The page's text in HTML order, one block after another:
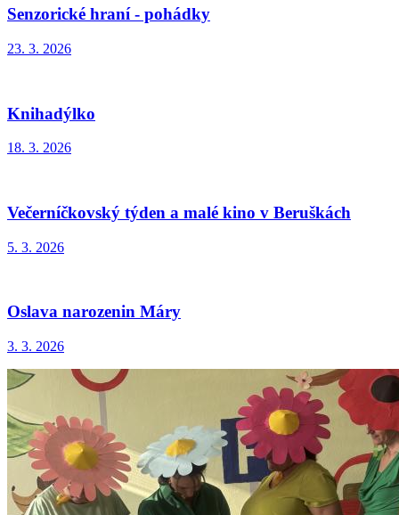
Senzorické hraní - pohádky
23. 3. 2026
Knihadýlko
18. 3. 2026
Večerníčkovský týden a malé kino v Beruškách
5. 3. 2026
Oslava narozenin Máry
3. 3. 2026